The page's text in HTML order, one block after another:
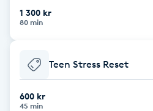
Barnklippning
BIAB
Blowout
1 300 kr
80 min
Teen Stress Reset
600 kr
45 min